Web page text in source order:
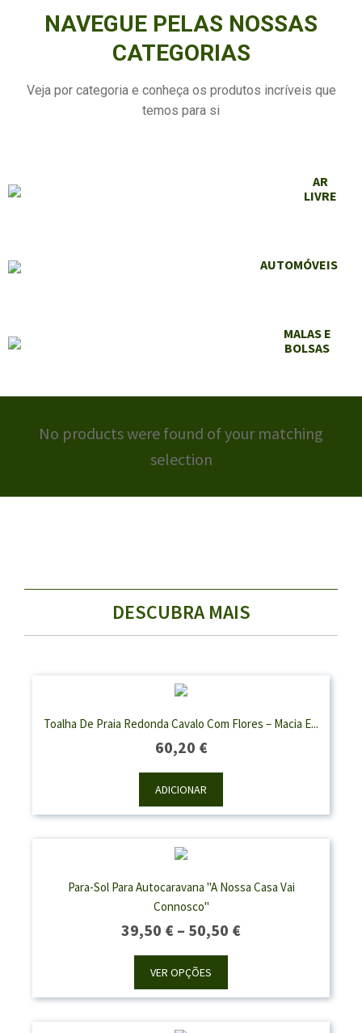
NAVEGUE PELAS NOSSAS
CATEGORIAS
Veja por categoria e conheça os produtos incríveis que
temos para si
AR
LIVRE
AUTOMÓVEIS
MALAS E
BOLSAS
No products were found of your matching
selection
DESCUBRA MAIS
Toalha De Praia Redonda Cavalo Com Flores – Macia E...
60,20 €
ADICIONAR
Para-Sol Para Autocaravana "A Nossa Casa Vai
Connosco"
39,50 € – 50,50 €Price
Through
VER OPÇÕES